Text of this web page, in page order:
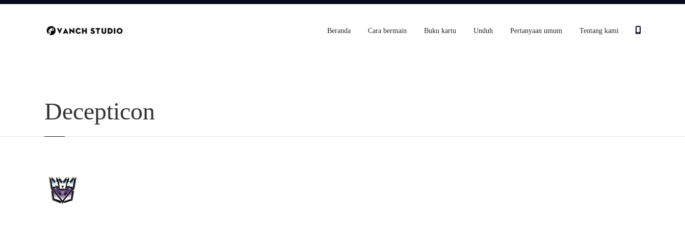
Beranda Cara bermain Buku kartu Unduh Pertanyaan umum Tentang kami
Decepticon